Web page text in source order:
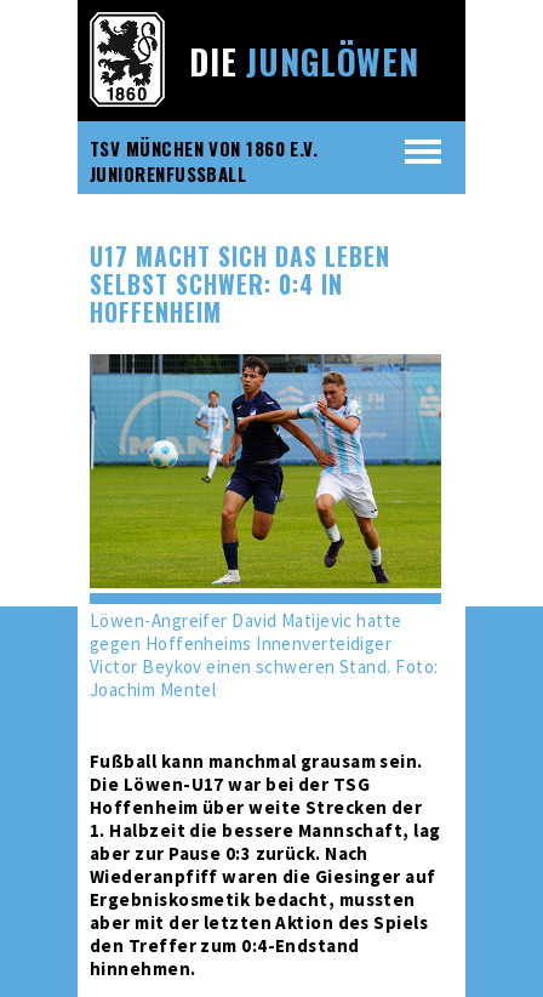
TSV MÜNCHEN VON 1860 E.V.
JUNIORENFUSSBALL
DIEJUNGLÖWEN
U17 MACHT SICH DAS LEBEN
SELBST SCHWER: 0:4 IN
HOFFENHEIM
Löwen-Angreifer David Matijevic hatte
gegen Hoffenheims Innenverteidiger
Victor Beykov einen schweren Stand. Foto:
Joachim Mentel
Fußball kann manchmal grausam sein.
Die Löwen-U17 war bei der TSG
Hoffenheim über weite Strecken der
1. Halbzeit die bessere Mannschaft, lag
aber zur Pause 0:3 zurück. Nach
Wiederanpfiff waren die Giesinger auf
Ergebniskosmetik bedacht, mussten
aber mit der letzten Aktion des Spiels
den Treffer zum 0:4-Endstand
hinnehmen.